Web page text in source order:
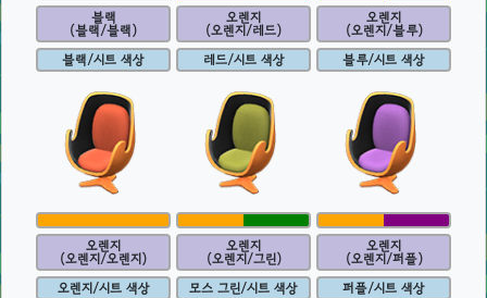
블랙
(블랙/블랙)
블랙/시트 색상
오렌지
(오렌지/레드)
레드/시트 색상
오렌지
(오렌지/블루)
블루/시트 색상
오렌지
(오렌지/오렌지)
오렌지/시트 색상
오렌지
(오렌지/그린)
모스 그린/시트 색상
오렌지
(오렌지/퍼플)
퍼플/시트 색상